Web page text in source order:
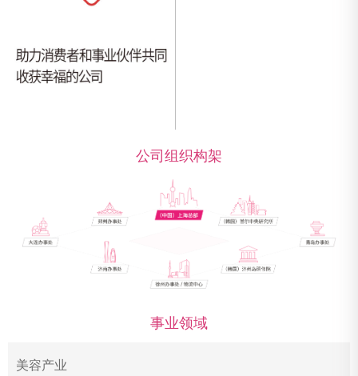
公司组织构架
事业领域
美容产业